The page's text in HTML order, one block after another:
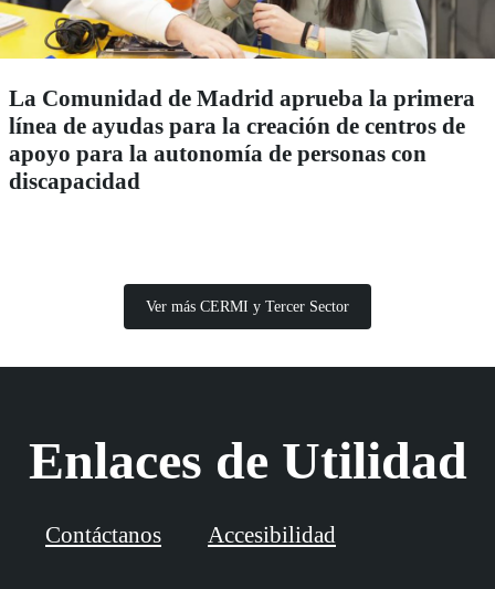
La Comunidad de Madrid aprueba la primera
línea de ayudas para la creación de centros de
apoyo para la autonomía de personas con
discapacidad
Ver más CERMI y Tercer Sector
Enlaces de Utilidad
Contáctanos Accesibilidad